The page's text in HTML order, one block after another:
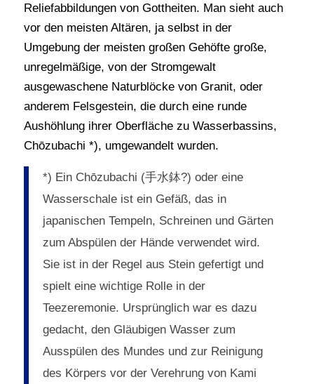
Reliefabbildungen von Gottheiten. Man sieht auch
vor den meisten Altären, ja selbst in der
Umgebung der meisten großen Gehöfte große,
unregelmäßige, von der Stromgewalt
ausgewaschene Naturblöcke von Granit, oder
anderem Felsgestein, die durch eine runde
Aushöhlung ihrer Oberfläche zu Wasserbassins,
Chōzubachi *), umgewandelt wurden.
*) Ein Chōzubachi (手水鉢?) oder eine
Wasserschale ist ein Gefäß, das in
japanischen Tempeln, Schreinen und Gärten
zum Abspülen der Hände verwendet wird.
Sie ist in der Regel aus Stein gefertigt und
spielt eine wichtige Rolle in der
Teezeremonie. Ursprünglich war es dazu
gedacht, den Gläubigen Wasser zum
Ausspülen des Mundes und zur Reinigung
des Körpers vor der Verehrung von Kami